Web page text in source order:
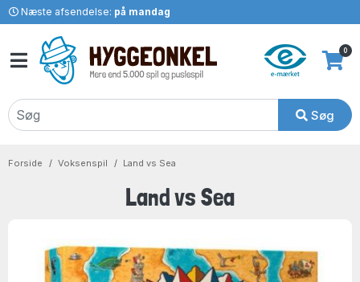
Næste afsendelse: på mandag
Søg
0
Forside Voksenspil Land vs Sea
Land vs Sea